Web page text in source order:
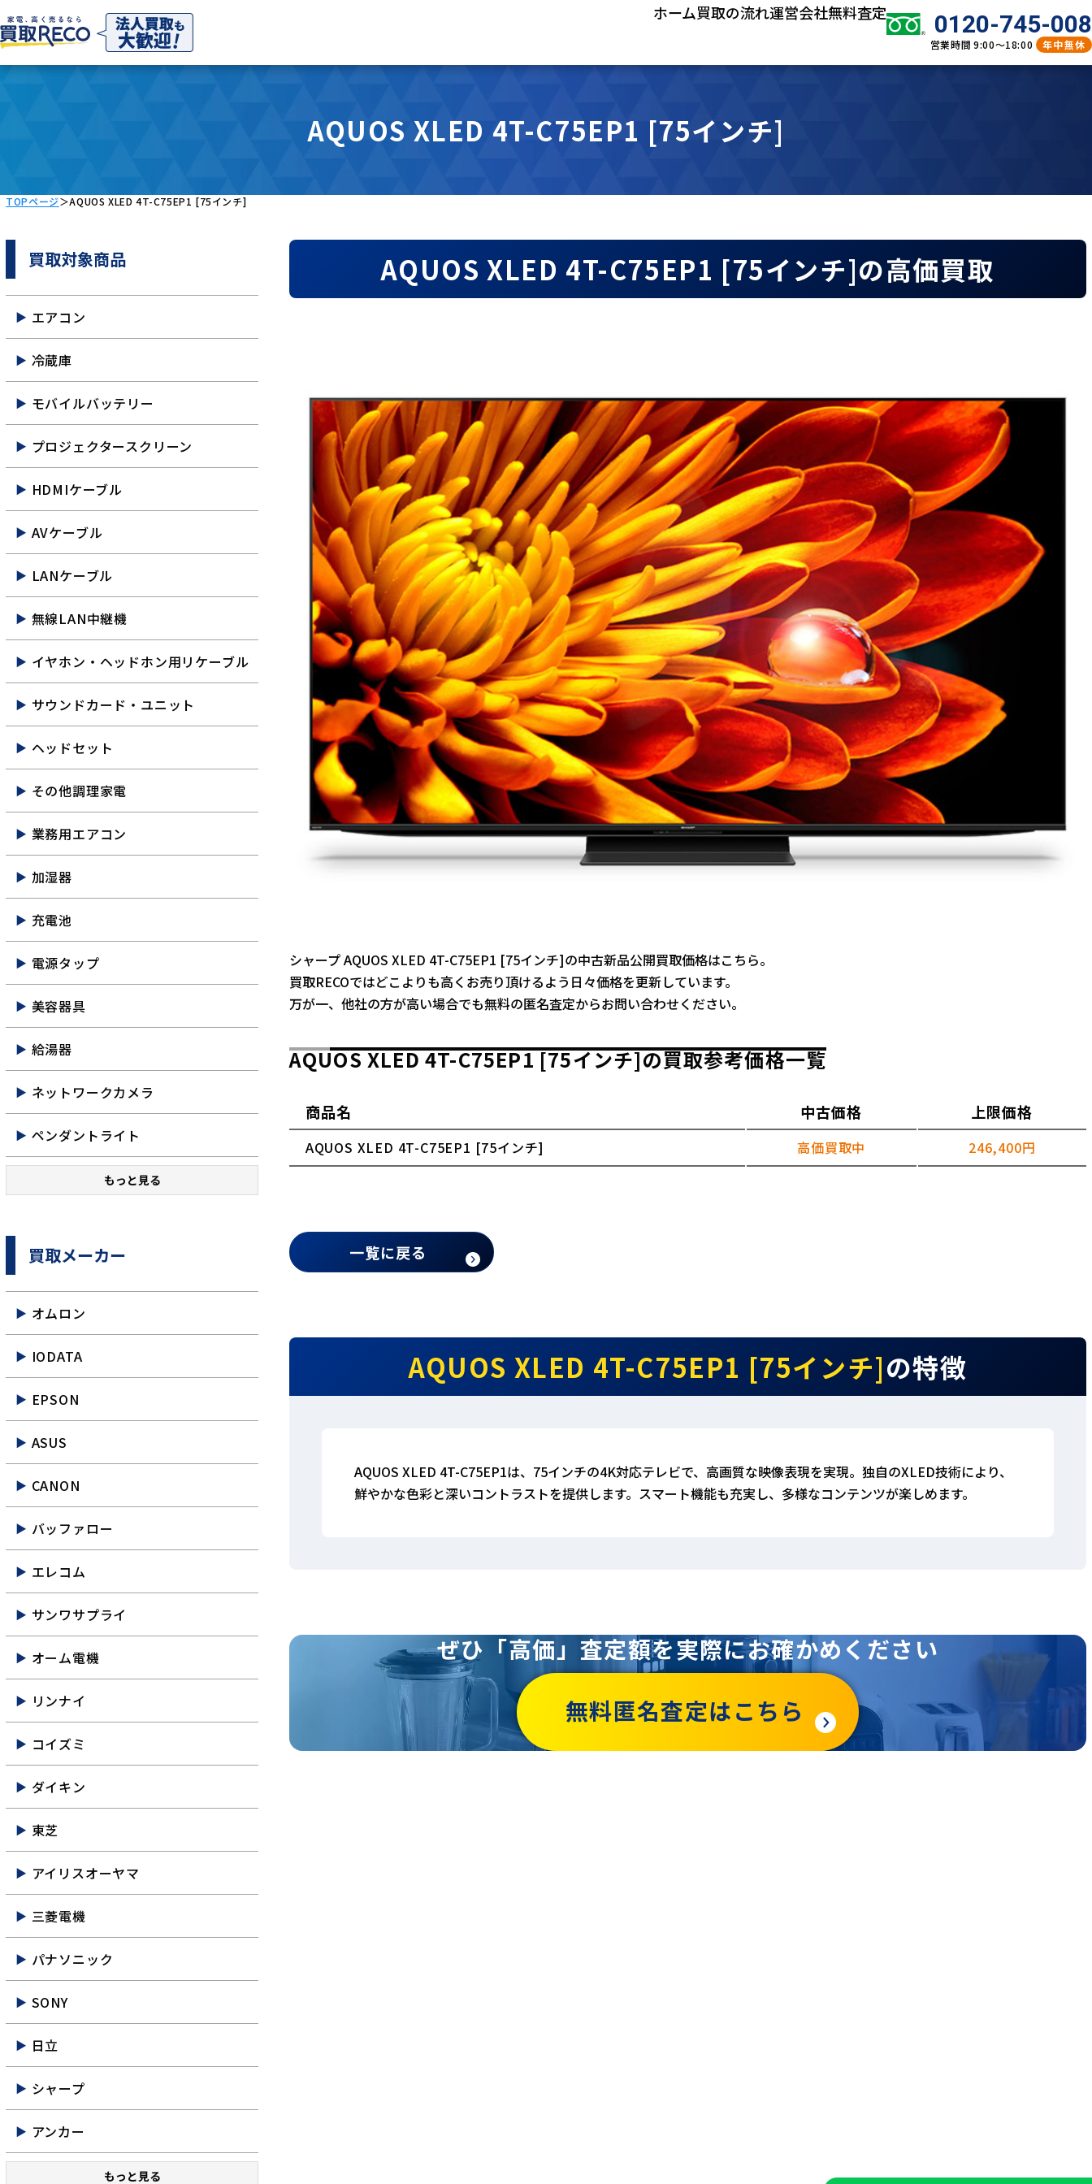
ホーム買取の流れ運営会社無料査定 0120-745-008
営業時間 9:00～18:00 年中無休
AQUOS XLED 4T-C75EP1 [75インチ]
TOPページ＞AQUOS XLED 4T-C75EP1 [75インチ]
AQUOS XLED 4T-C75EP1 [75インチ]の高価買取
シャープ AQUOS XLED 4T-C75EP1 [75インチ]の中古新品公開買取価格はこちら。
買取RECOではどこよりも高くお売り頂けるよう日々価格を更新しています。
万が一、他社の方が高い場合でも無料の匿名査定からお問い合わせください。
AQUOS XLED 4T-C75EP1 [75インチ]の買取参考価格一覧
商品名 中古価格 上限価格
AQUOS XLED 4T-C75EP1 [75インチ] 高価買取中 246,400円
一覧に戻る
AQUOS XLED 4T-C75EP1 [75インチ]の特徴
AQUOS XLED 4T-C75EP1は、75インチの4K対応テレビで、高画質な映像表現を実現。独自のXLED技術により、
鮮やかな色彩と深いコントラストを提供します。スマート機能も充実し、多様なコンテンツが楽しめます。
ぜひ「高価」査定額を実際にお確かめください
無料匿名査定はこちら
買取対象商品
エアコン
冷蔵庫
モバイルバッテリー
プロジェクタースクリーン
HDMIケーブル
AVケーブル
LANケーブル
無線LAN中継機
イヤホン・ヘッドホン用リケーブル
サウンドカード・ユニット
ヘッドセット
その他調理家電
業務用エアコン
加湿器
充電池
電源タップ
美容器具
給湯器
ネットワークカメラ
ペンダントライト
もっと見る
買取メーカー
オムロン
IODATA
EPSON
ASUS
CANON
バッファロー
エレコム
サンワサプライ
オーム電機
リンナイ
コイズミ
ダイキン
東芝
アイリスオーヤマ
三菱電機
パナソニック
SONY
日立
シャープ
アンカー
もっと見る